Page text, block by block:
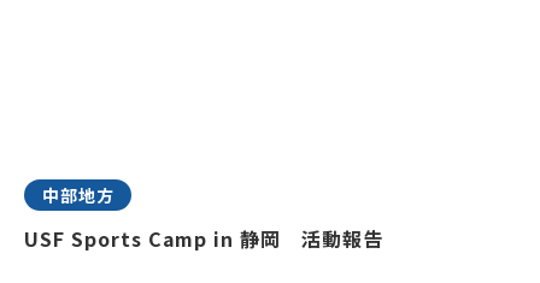
中部地方
USF Sports Camp in 静岡 活動報告